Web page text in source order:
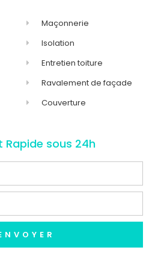
Maçonnerie
Isolation
Entretien toiture
Ravalement de façade
Couverture
Rapide sous 24h